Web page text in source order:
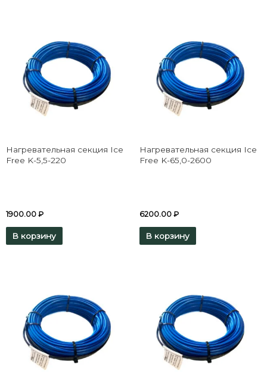
Нагревательная секция Ice
Free K-5,5-220
1900.00 ₽
В корзину
Нагревательная секция Ice
Free K-65,0-2600
6200.00 ₽
В корзину